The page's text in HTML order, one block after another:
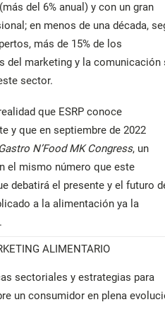
del 6% anual) y con un gran
en menos de una década,
más de 15% de los
del marketing y la comunicación
sector.
que ESRP conoce
y que en septiembre de 2022
Gastro N’Food MK Congress, un
el mismo número que este
debatirá el presente y el futuro
a la alimentación ya la
ALIMENTARIO
sectoriales y estrategias para
un consumidor en plena